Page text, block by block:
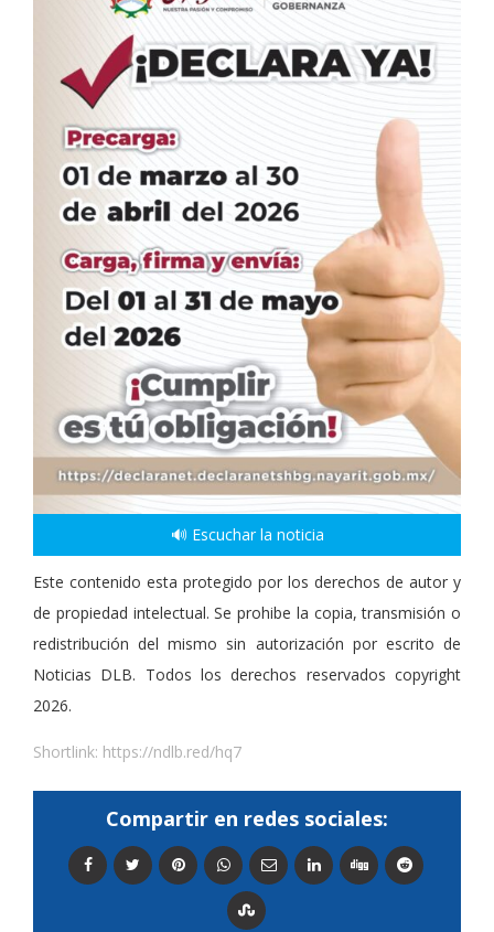
🔊 Escuchar la noticia
Este contenido esta protegido por los derechos de autor y
de propiedad intelectual. Se prohibe la copia, transmisión o
redistribución del mismo sin autorización por escrito de
Noticias DLB. Todos los derechos reservados copyright
2026.
Shortlink: https://ndlb.red/hq7
Compartir en redes sociales: